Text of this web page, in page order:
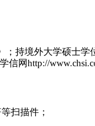
持境外大学硕士学
信网http://
扫描件；